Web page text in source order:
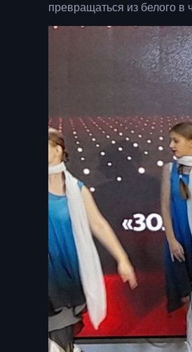
превращаться из белого